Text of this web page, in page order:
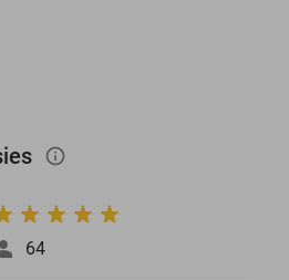
info_outlined
64